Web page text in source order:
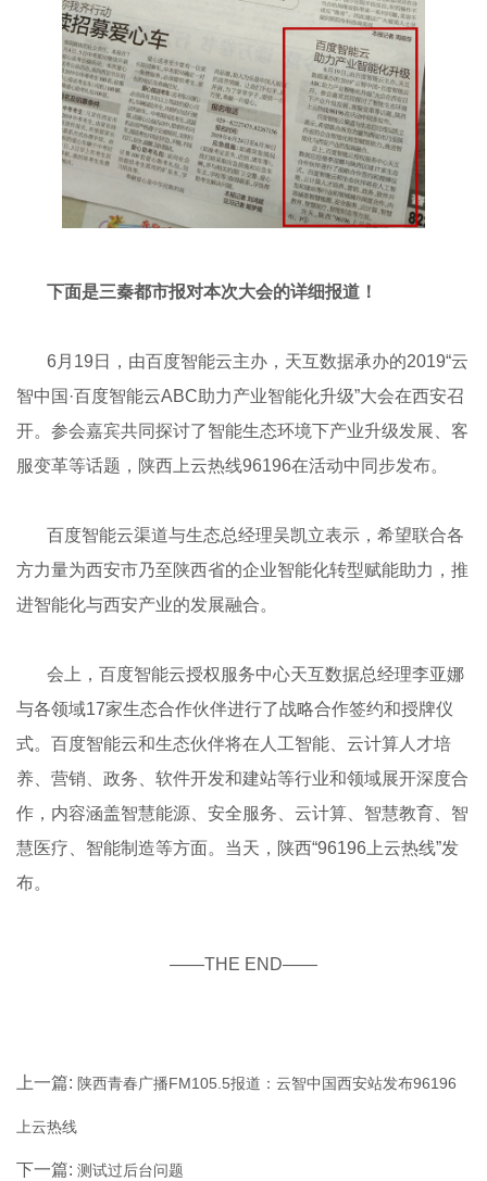
下面是三秦都市报对本次大会的详细报道！
6月19日，由百度智能云主办，天互数据承办的2019“云
智中国·百度智能云ABC助力产业智能化升级”大会在西安召
开。参会嘉宾共同探讨了智能生态环境下产业升级发展、客
服变革等话题，陕西上云热线96196在活动中同步发布。
百度智能云渠道与生态总经理吴凯立表示，希望联合各
方力量为西安市乃至陕西省的企业智能化转型赋能助力，推
进智能化与西安产业的发展融合。
会上，百度智能云授权服务中心天互数据总经理李亚娜
与各领域17家生态合作伙伴进行了战略合作签约和授牌仪
式。百度智能云和生态伙伴将在人工智能、云计算人才培
养、营销、政务、软件开发和建站等行业和领域展开深度合
作，内容涵盖智慧能源、安全服务、云计算、智慧教育、智
慧医疗、智能制造等方面。当天，陕西“96196上云热线”发
布。
——THE END——
上一篇:陕西青春广播FM105.5报道：云智中国西安站发布96196
上云热线
下一篇:测试过后台问题